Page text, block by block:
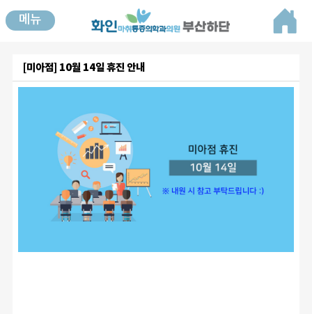
메뉴
[미아점] 10월 14일 휴진 안내